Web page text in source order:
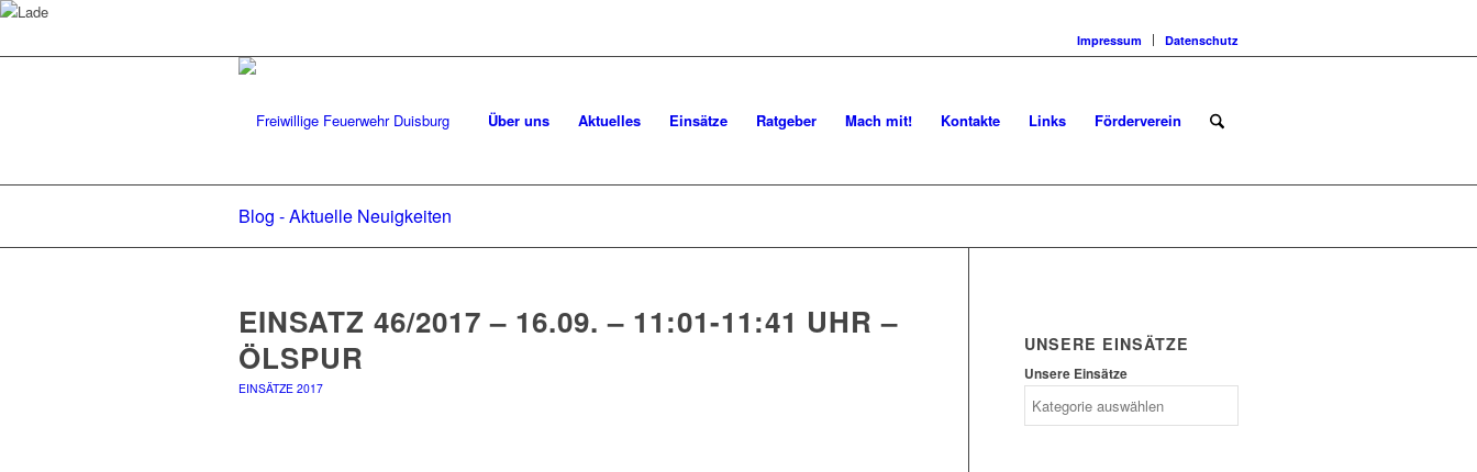
Impressum Datenschutz
Über uns Aktuelles Einsätze Ratgeber Mach mit! Kontakte Links Förderverein
Blog - Aktuelle Neuigkeiten
EINSATZ 46/2017 – 16.09. – 11:01-11:41 UHR –
ÖLSPUR
EINSÄTZE 2017
UNSERE EINSÄTZE
Unsere Einsätze